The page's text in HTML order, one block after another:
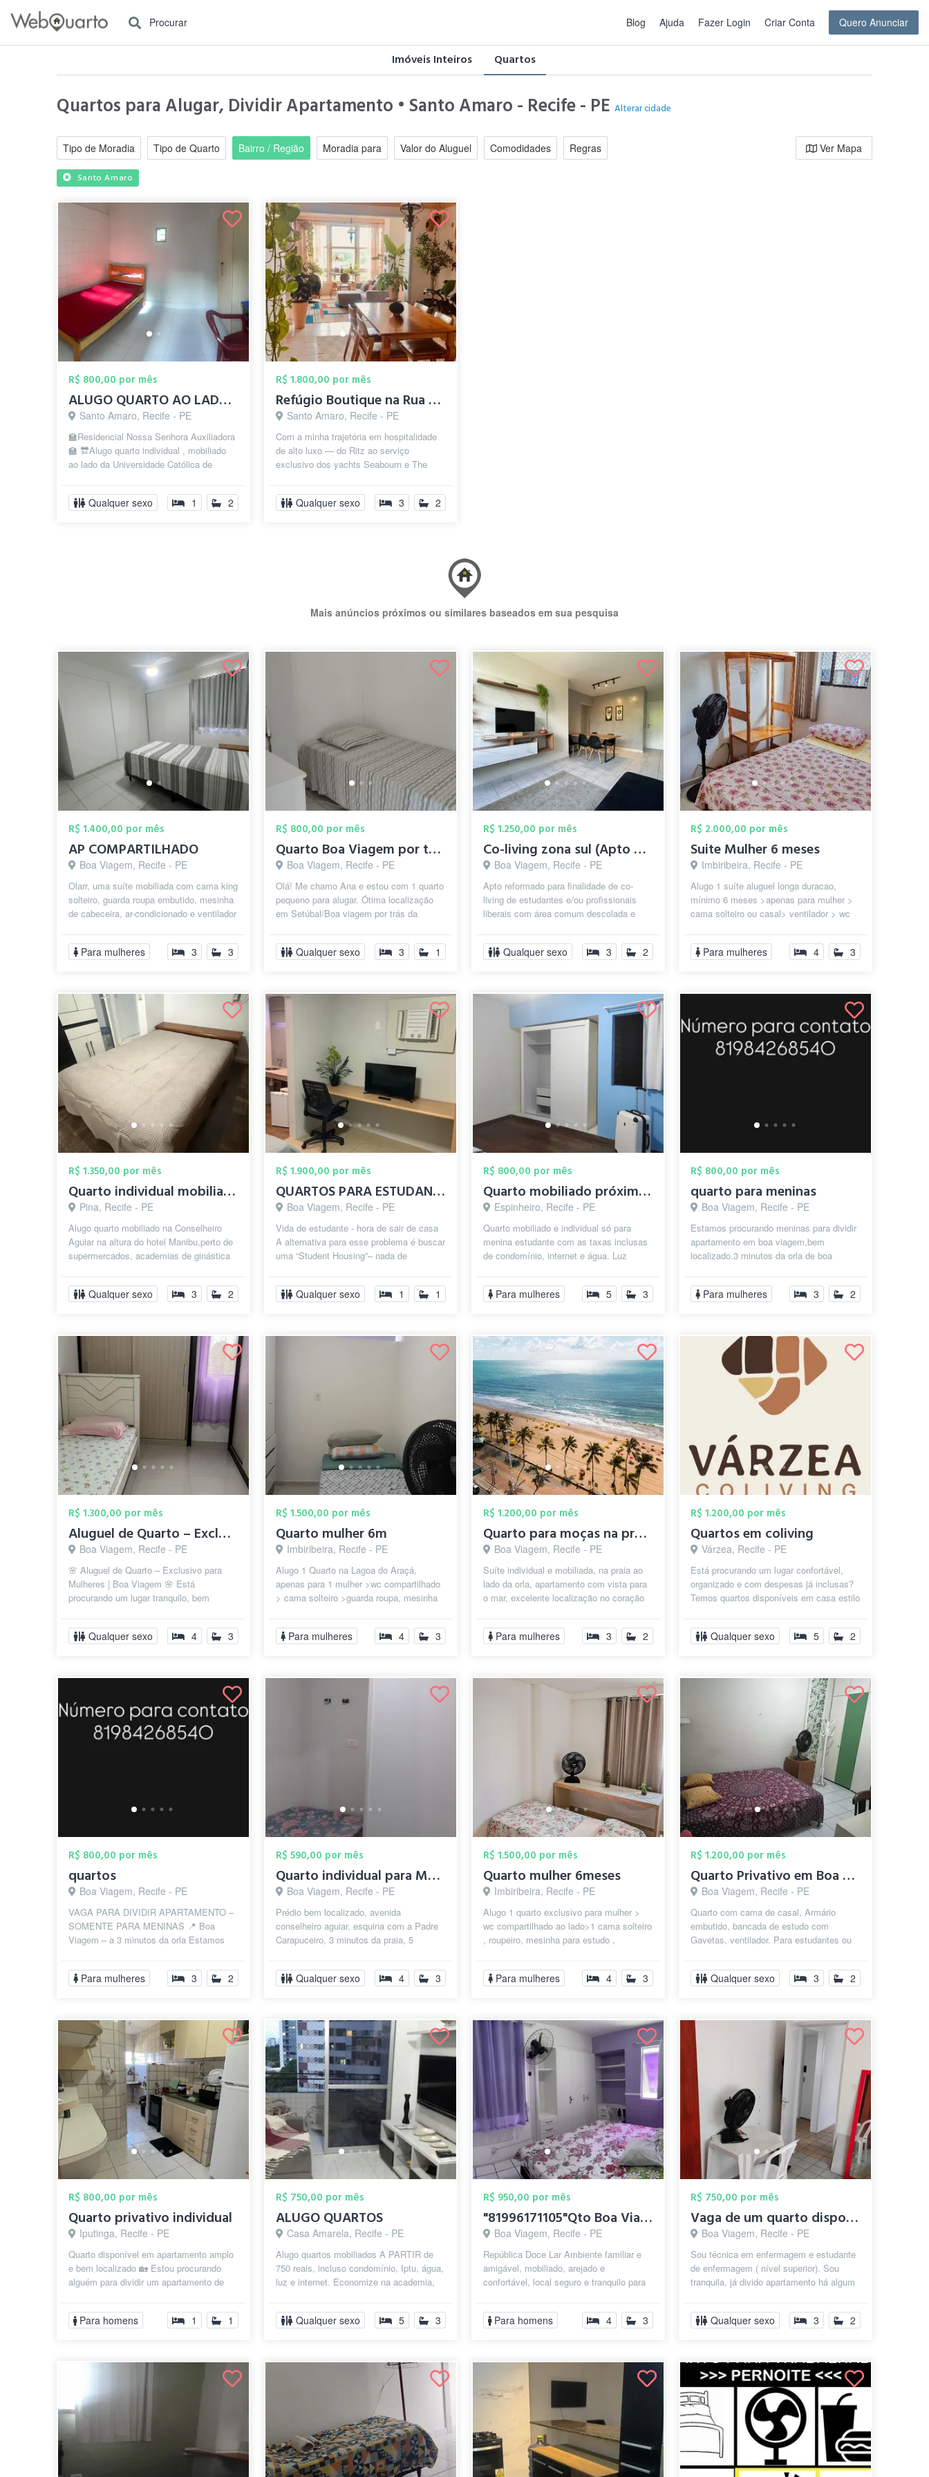
Procurar Blog Ajuda Fazer Login Criar Conta Quero Anunciar
Imóveis Inteiros Quartos
Quartos para Alugar, Dividir Apartamento • Santo Amaro - Recife - PEAlterar cidade
Tipo de Moradia Tipo de Quarto Bairro / Região Moradia para Valor do Aluguel Comodidades Regras Ver Mapa
Santo Amaro
R$ 800,00 por mês
ALUGO QUARTO AO LADO DA UNIVERSIDADE CAT...
Santo Amaro, Recife - PE
🏫Residencial Nossa Senhora Auxiliadora
🏫 🔛Alugo quarto individual , mobiliado
ao lado da Universidade Católica de
Qualquer sexo 1 2
R$ 1.800,00 por mês
Refúgio Boutique na Rua da Aurora - Arte...
Santo Amaro, Recife - PE
Com a minha trajetória em hospitalidade
de alto luxo — do Ritz ao serviço
exclusivo dos yachts Seabourn e The
...
Qualquer sexo 3 2
Mais anúncios próximos ou similares baseados em sua pesquisa
R$ 1.400,00 por mês
AP COMPARTILHADO
Boa Viagem, Recife - PE
Olarr, uma suíte mobiliada com cama king
solteiro, guarda roupa embutido, mesinha
de cabeceira, ar-condicionado e ventilador
Para mulheres 3 3
R$ 800,00 por mês
Quarto Boa Viagem por tras da escola ame...
Boa Viagem, Recife - PE
Olá! Me chamo Ana e estou com 1 quarto
pequeno para alugar. Ótima localização
em Setúbal/Boa viagem por trás da
Qualquer sexo 3 1
R$ 1.250,00 por mês
Co-living zona sul (Apto ou quartos indi...
Boa Viagem, Recife - PE
Apto reformado para finalidade de co-
living de estudantes e/ou profissionais
liberais com área comum descolada e
Qualquer sexo 3 2
R$ 2.000,00 por mês
Suite Mulher 6 meses
Imbiribeira, Recife - PE
Alugo 1 suíte aluguel longa duracao,
mínimo 6 meses >apenas para mulher >
cama solteiro ou casal> ventilador > wc
Para mulheres 4 3
R$ 1.350,00 por mês
Quarto individual mobiliado a 50 metros ...
Pina, Recife - PE
Alugo quarto mobiliado na Conselheiro
Aguiar na altura do hotel Manibu,perto de
supermercados, academias de ginástica
Qualquer sexo 3 2
R$ 1.900,00 por mês
QUARTOS PARA ESTUDANTES E EXECUTIVOS EM ...
Boa Viagem, Recife - PE
Vida de estudante - hora de sair de casa
A alternativa para esse problema é buscar
uma “Student Housing”– nada de
Qualquer sexo 1 1
R$ 800,00 por mês
Quarto mobiliado próximo a Universidade ...
Espinheiro, Recife - PE
Quarto mobiliado e individual só para
menina estudante com as taxas inclusas
de condomínio, internet e água. Luz
Apartament...
Para mulheres 5 3
R$ 800,00 por mês
quarto para meninas
Boa Viagem, Recife - PE
Estamos procurando meninas para dividir
apartamento em boa viagem,bem
localizado.3 minutos da orla de boa
perto d...
Para mulheres 3 2
R$ 1.300,00 por mês
Aluguel de Quarto – Exclusivo para Mulhe...
Boa Viagem, Recife - PE
🌸 Aluguel de Quarto – Exclusivo para
Mulheres | Boa Viagem 🌸 Está
procurando um lugar tranquilo, bem
Temos a o...
Qualquer sexo 4 3
R$ 1.500,00 por mês
Quarto mulher 6m
Imbiribeira, Recife - PE
Alugo 1 Quarto na Lagoa do Araçá,
apenas para 1 mulher >wc compartilhado
> cama solteiro >guarda roupa, mesinha
Para mulheres 4 3
R$ 1.200,00 por mês
Quarto para moças na praia de Boa Viagem
Boa Viagem, Recife - PE
Suíte individual e mobiliada, na praia ao
lado da orla, apartamento com vista para
o mar, excelente localização no coração
Para mulheres 3 2
R$ 1.200,00 por mês
Quartos em coliving
Várzea, Recife - PE
Está procurando um lugar confortável,
organizado e com despesas já inclusas?
Temos quartos disponíveis em casa estilo
Qualquer sexo 5 2
R$ 800,00 por mês
quartos
Boa Viagem, Recife - PE
VAGA PARA DIVIDIR APARTAMENTO –
SOMENTE PARA MENINAS 📍 Boa
Viagem – a 3 minutos da orla Estamos
aconchegante e...
Para mulheres 3 2
R$ 590,00 por mês
Quarto individual para Moças
Boa Viagem, Recife - PE
Prédio bem localizado, avenida
conselheiro aguiar, esquina com a Padre
Carapuceiro, 3 minutos da praia, 5
supermercado, pa...
Qualquer sexo 4 3
R$ 1.500,00 por mês
Quarto mulher 6meses
Imbiribeira, Recife - PE
Alugo 1 quarto exclusivo para mulher >
wc compartilhado ao lado>1 cama solteiro
, roupeiro, mesinha para estudo ,
Para mulheres 4 3
R$ 1.200,00 por mês
Quarto Privativo em Boa Viagem! R$1.200...
Boa Viagem, Recife - PE
Quarto com cama de casal, Armário
embutido, bancada de estudo com
Gavetas, ventilador. Para estudantes ou
fora,educadas,limpas...
Qualquer sexo 3 2
R$ 800,00 por mês
Quarto privativo individual
Iputinga, Recife - PE
Quarto disponível em apartamento amplo
e bem localizado 🏡 Estou procurando
alguém para dividir um apartamento de
ambie...
Para homens 1 1
R$ 750,00 por mês
ALUGO QUARTOS
Casa Amarela, Recife - PE
Alugo quartos mobiliados A PARTIR de
750 reais, incluso condomínio, Iptu, água,
luz e internet. Economize na academia,
Qualquer sexo 5 3
R$ 950,00 por mês
"81996171105"Qto Boa Viagem p/HOMENS IND...
Boa Viagem, Recife - PE
República Doce Lar Ambiente familiar e
amigável, mobiliado, arejado e
confortável, local seguro e tranquilo para
Para homens 4 3
R$ 750,00 por mês
Vaga de um quarto disponível em apartame...
Boa Viagem, Recife - PE
Sou técnica em enfermagem e estudante
de enfermagem ( nível superior). Sou
tranquila, já divido apartamento há algum
Qualquer sexo 3 2